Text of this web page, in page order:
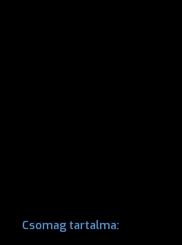
Csomag tartalma: